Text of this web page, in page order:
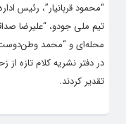
“محمود قربانیار”، رئیس
تیم ملی جودو، “علیرضا
محله‌ای و “محمد
در دفتر نشریه کلام تازه از
تقدیر کردند.